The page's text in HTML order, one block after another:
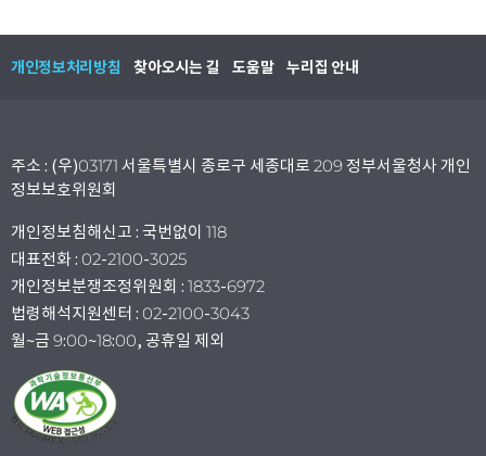
개인정보처리방침 찾아오시는 길 도움말 누리집 안내
주소 : (우)03171 서울특별시 종로구 세종대로 209 정부서울청사 개인
정보보호위원회
개인정보침해신고 : 국번없이 118
대표전화 : 02-2100-3025
개인정보분쟁조정위원회 : 1833-6972
법령해석지원센터 : 02-2100-3043
월~금 9:00~18:00, 공휴일 제외